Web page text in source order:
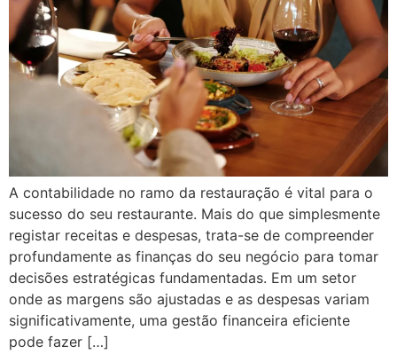
A contabilidade no ramo da restauração é vital para o
sucesso do seu restaurante. Mais do que simplesmente
registar receitas e despesas, trata-se de compreender
profundamente as finanças do seu negócio para tomar
decisões estratégicas fundamentadas. Em um setor
onde as margens são ajustadas e as despesas variam
significativamente, uma gestão financeira eficiente
pode fazer […]